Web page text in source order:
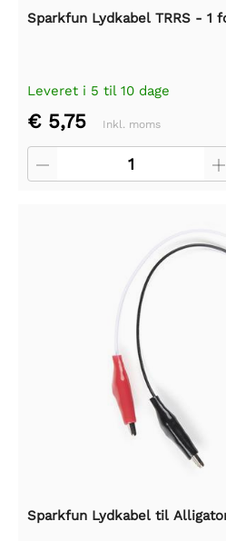
Sparkfun Lydkabel TRRS - 1
Leveret i 5 til 10 dage
€ 5,75 Inkl. moms
Sparkfun Lydkabel til